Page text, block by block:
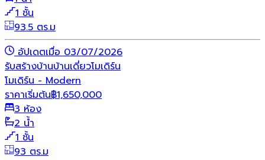
1 ชั้น
93.5 ตร.ม
อัปเดตเมื่อ 03/07/2026
รับสร้างบ้านบ้านเดี่ยวโมเดิร์น
โมเดิร์น - Modern
ราคาเริ่มต้น฿1,650,000
3 ห้อง
2 น้ำ
1 ชั้น
93 ตร.ม